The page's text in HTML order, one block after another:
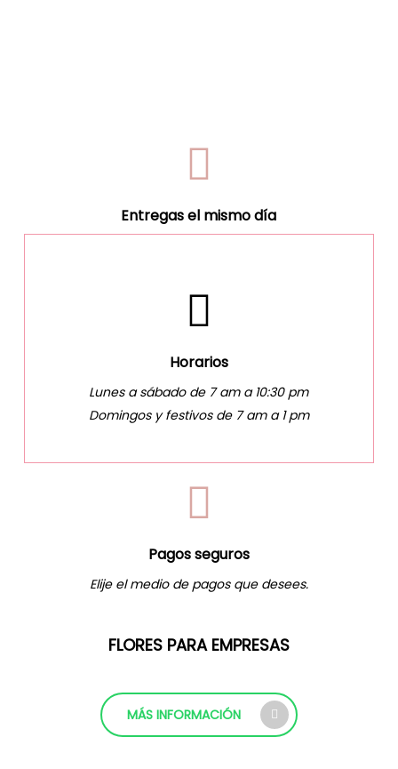
Entregas el mismo día
Horarios
Lunes a sábado de 7 am a 10:30 pm
Domingos y festivos de 7 am a 1 pm
Pagos seguros
Elije el medio de pagos que desees.
FLORES PARA EMPRESAS
MÁS INFORMACIÓN